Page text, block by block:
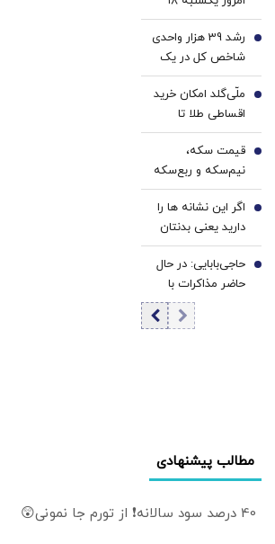
مرداد ۱۴۰۵/کاهش
قیمت طلارشد 39 هزار واحدی
شاخص کل در یک
روز پرعرضه | ارزش
معاملات بورس
همت پول حقیقی
زنگ خطر شد
3
ملّی‌گلد امکان خرید
اقساطی طلا تا
سقف یک میلیارد
تومان را فراهم کرد
4
قیمت سکه،
نیم‌سکه و ربع‌سکه
امروز یکشنبه ۱۸
مرداد ۱۴۰۵/ کاهش
قیمت سکه
5
اگر این نشانه ها را
دارید یعنی بدنتان
سریع‌تر از سنتان
پیر می‌شود
6
حاجی‌بابایی: در حال
حاضر مذاکرات با
آمریکا وجود ندارد/
هر کشوری به
7
مطالب پیشنهادی
40 درصد سود سالانه❗ از تورم جا نمونی😲